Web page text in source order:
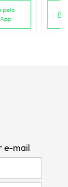
pelo
e-mail